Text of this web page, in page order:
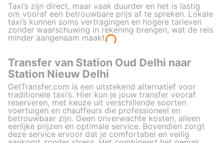
Taxi’s zijn direct, maar vaak duurder en het is lastig
om vooraf een betrouwbare prijs af te spreken. Lokale
taxi’s kunnen soms vertragingen en hogere tarieven
zonder waarschuwing in rekening brengen, wat de reis
minder aangenaam maakt.
Transfer van Station Oud Delhi naar
Station Nieuw Delhi
GetTransfer.com is een uitstekend alternatief voor
traditionele taxi’s. Hier kun je jouw transfer vooraf
reserveren, met keuze uit verschillende soorten
voertuigen en chauffeurs die professioneel en
betrouwbaar zijn. Geen onverwachte kosten, alleen
eerlijke prijzen en optimale service. Bovendien zorgt
deze service ervoor dat je comfortabel en veilig